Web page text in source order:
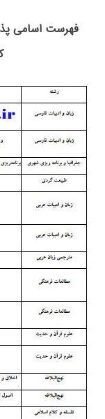
فهرست اسامی